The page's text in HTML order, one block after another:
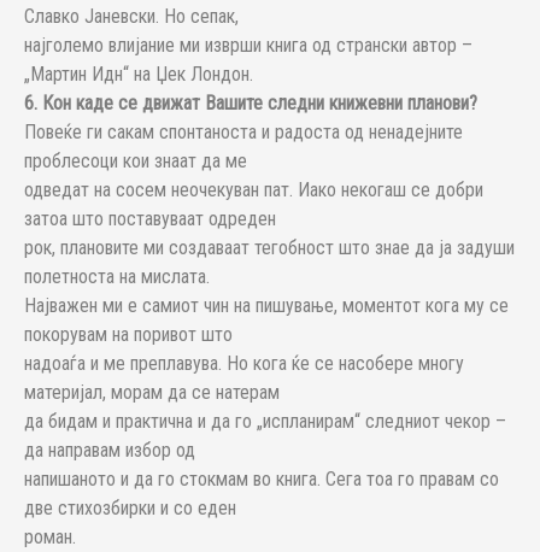
Славко Јаневски. Но сепак,
најголемо влијание ми изврши книга од странски автор –
„Мартин Идн“ на Џек Лондон.
6. Кон каде се движат Вашите следни книжевни планови?
Повеќе ги сакам спонтаноста и радоста од ненадејните
проблесоци кои знаат да ме
одведат на сосем неочекуван пат. Иако некогаш се добри
затоа што поставуваат одреден
рок, плановите ми создаваат тегобност што знае да ја задуши
полетноста на мислата.
Најважен ми е самиот чин на пишување, моментот кога му се
покорувам на поривот што
надоаѓа и ме преплавува. Но кога ќе се насобере многу
материјал, морам да се натерам
да бидам и практична и да го „испланирам“ следниот чекор –
да направам избор од
напишаното и да го стокмам во книга. Сега тоа го правам со
две стихозбирки и со еден
роман.